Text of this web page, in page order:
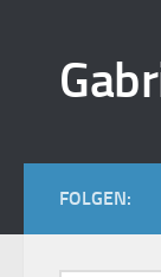
FOLGEN: